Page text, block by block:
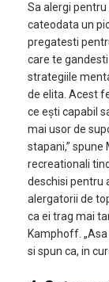
Sa alergi
cateodata un
pregatesti
care te
strategiile
de elita. Acest
ce ești capabil
mai usor de
stapani,”
recreationali
deschisi pentru
alergatorii de
ca ei trag mai
Kamphoff.
si spun ca, in